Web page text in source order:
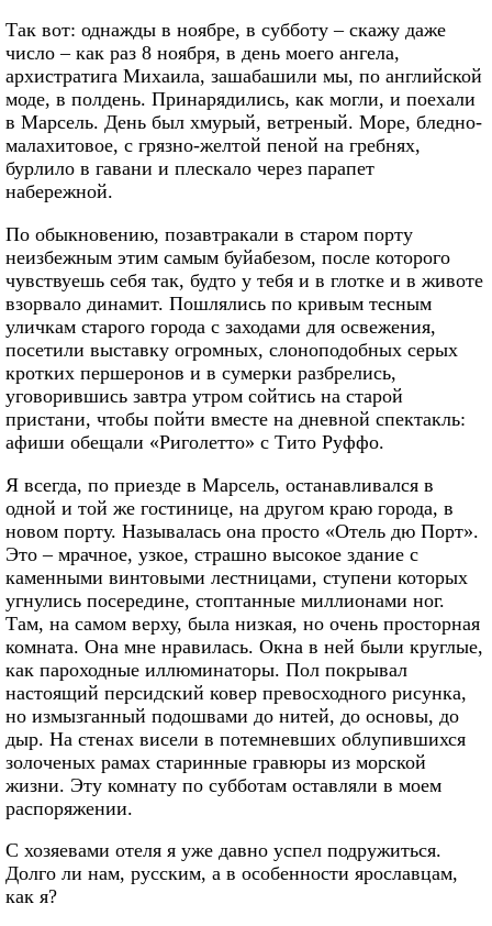
Так вот: однажды в ноябре, в субботу – скажу даже
число – как раз 8 ноября, в день моего ангела,
архистратига Михаила, зашабашили мы, по английской
моде, в полдень. Принарядились, как могли, и поехали
в Марсель. День был хмурый, ветреный. Море, бледно-
малахитовое, с грязно-желтой пеной на гребнях,
бурлило в гавани и плескало через парапет
набережной.
По обыкновению, позавтракали в старом порту
неизбежным этим самым буйабезом, после которого
чувствуешь себя так, будто у тебя и в глотке и в животе
взорвало динамит. Пошлялись по кривым тесным
уличкам старого города с заходами для освежения,
посетили выставку огромных, слоноподобных серых
кротких першеронов и в сумерки разбрелись,
уговорившись завтра утром сойтись на старой
пристани, чтобы пойти вместе на дневной спектакль:
афиши обещали «Риголетто» с Тито Руффо.
Я всегда, по приезде в Марсель, останавливался в
одной и той же гостинице, на другом краю города, в
новом порту. Называлась она просто «Отель дю Порт».
Это – мрачное, узкое, страшно высокое здание с
каменными винтовыми лестницами, ступени которых
угнулись посередине, стоптанные миллионами ног.
Там, на самом верху, была низкая, но очень просторная
комната. Она мне нравилась. Окна в ней были круглые,
как пароходные иллюминаторы. Пол покрывал
настоящий персидский ковер превосходного рисунка,
но измызганный подошвами до нитей, до основы, до
дыр. На стенах висели в потемневших облупившихся
золоченых рамах старинные гравюры из морской
жизни. Эту комнату по субботам оставляли в моем
распоряжении.
С хозяевами отеля я уже давно успел подружиться.
Долго ли нам, русским, а в особенности ярославцам,
как я?